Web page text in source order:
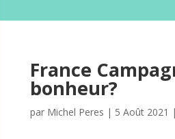
France
bonheur?
par Michel Peres | 5 Août 2021 |